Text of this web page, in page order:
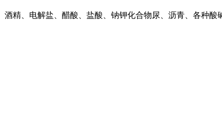
精、电解盐、醋酸、盐酸、钠钾化合物尿、沥青、各种酸